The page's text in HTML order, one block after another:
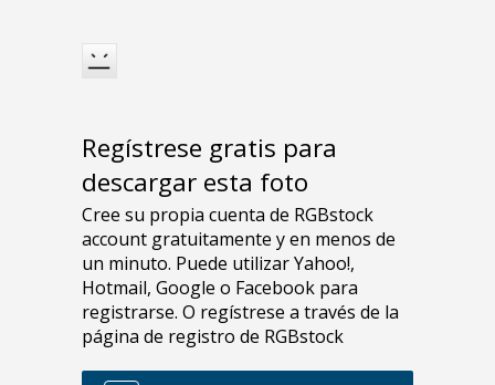
Regístrese gratis para
descargar esta foto